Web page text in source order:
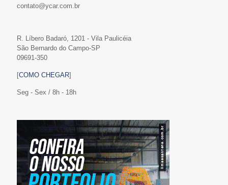
contato@ycar.com.br
R. Líbero Badaró, 1201 - Vila Paulicéia
São Bernardo do Campo-SP
09691-350
[COMO CHEGAR]
Seg - Sex / 8h - 18h